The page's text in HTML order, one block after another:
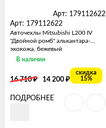
Арт: 179112622
Арт: 179112622
Авточехлы Mitsubishi L200 IV
"Двойной ромб" алькантара-
экокожа, бежевый
В наличии
16 710₽ 14 200 ₽
скидка
15%
ПОДРОБНЕЕ